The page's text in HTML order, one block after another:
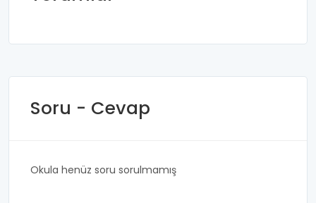
Soru - Cevap
Okula henüz soru sorulmamış